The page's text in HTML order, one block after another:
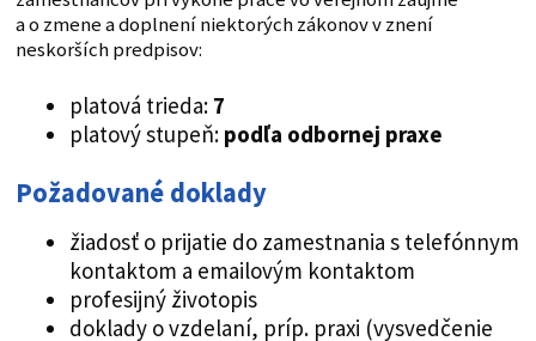
a o zmene a doplnení niektorých zákonov v znení
neskorších predpisov:
platová trieda: 7
platový stupeň: podľa odbornej praxe
Požadované doklady
žiadosť o prijatie do zamestnania s telefónnym
kontaktom a emailovým kontaktom
profesijný životopis
doklady o vzdelaní, príp. praxi (vysvedčenie